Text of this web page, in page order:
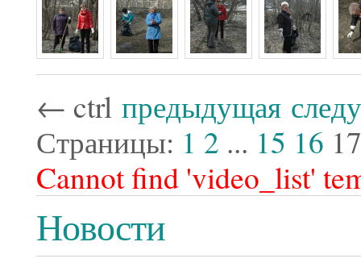
← ctrl предыдущая
Страницы: 1 2 ... 15 16 17
Cannot find 'video_list'
Новости